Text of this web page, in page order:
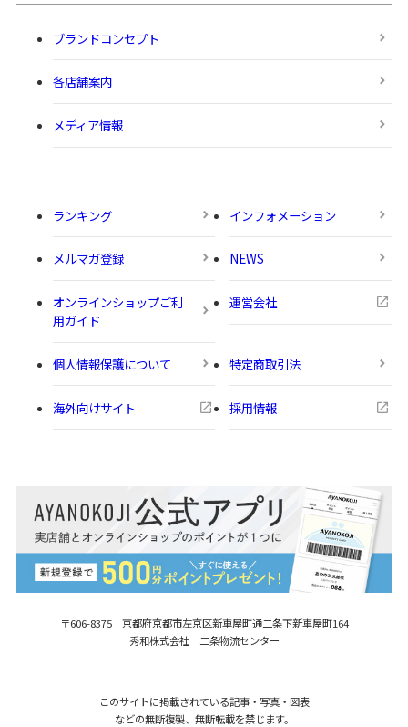
〒606-8375 京都府京都市左京区新車屋町通二条下新車屋町164
秀和株式会社 二条物流センター
ブランドコンセプト
各店舗案内
メディア情報
ランキング インフォメーション
メルマガ登録 NEWS
オンラインショップご利
用ガイド
運営会社
個人情報保護について 特定商取引法
海外向けサイト 採用情報
このサイトに掲載されている記事・写真・図表
などの無断複製、無断転載を禁じます。